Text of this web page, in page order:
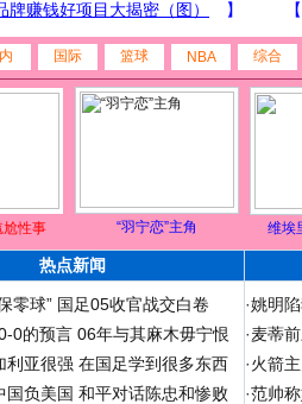
国际 篮球 NBA 综合
尬性事 “羽宁恋”主角 维埃
热点新闻
零球” 国足05收官战交白卷
0的预言 06年与其麻木毋宁恨
利亚很强 在国足学到很多东西
国负美国 和平对话陈忠和惨败
·姚明
·麦蒂
·火箭
·范帅